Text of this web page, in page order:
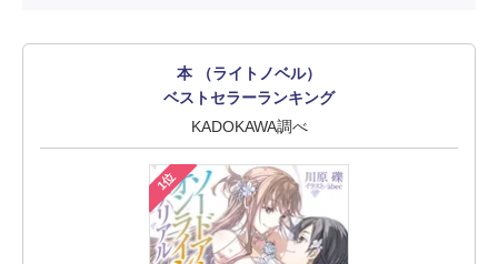
本 （ライトノベル）
ベストセラーランキング
KADOKAWA調べ
1位